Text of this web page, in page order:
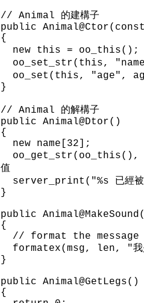
// Animal 的建構子
public
{
new this = oo_this();
oo_set_str(this, "name",
oo_set(this, "age",
}
// Animal 的解構子
public Animal@Dtor()
{
new name[32];
oo_get_str(oo_this(),
值
server_print("%s 已經被
}
public
{
// format the
formatex(msg, len, "我
}
public Animal@GetLegs()
{